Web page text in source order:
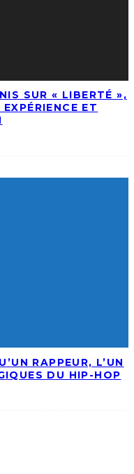
SUR « LIBERTÉ »,
ET
RAPPEUR, L’UN
DU HIP-HOP